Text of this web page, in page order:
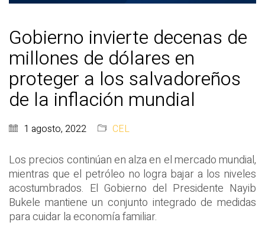
Gobierno invierte decenas de
millones de dólares en
proteger a los salvadoreños
de la inflación mundial
1 agosto, 2022 CEL
Los precios continúan en alza en el mercado mundial,
mientras que el petróleo no logra bajar a los niveles
acostumbrados. El Gobierno del Presidente Nayib
Bukele mantiene un conjunto integrado de medidas
para cuidar la economía familiar.